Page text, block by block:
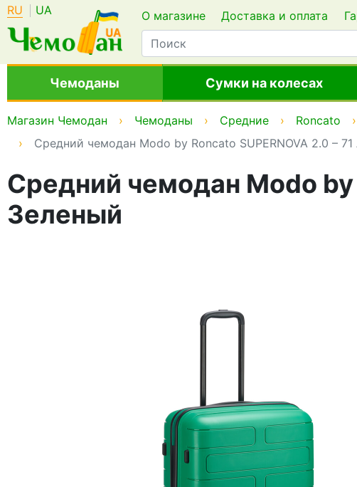
RU UA О магазине Доставка и оплата
Чемоданы Сумки на колесах
Магазин Чемодан Чемоданы Средние Roncato
Средний чемодан Modo by Roncato SUPERNOVA 2.0 –
Средний чемодан Modo by
Зеленый